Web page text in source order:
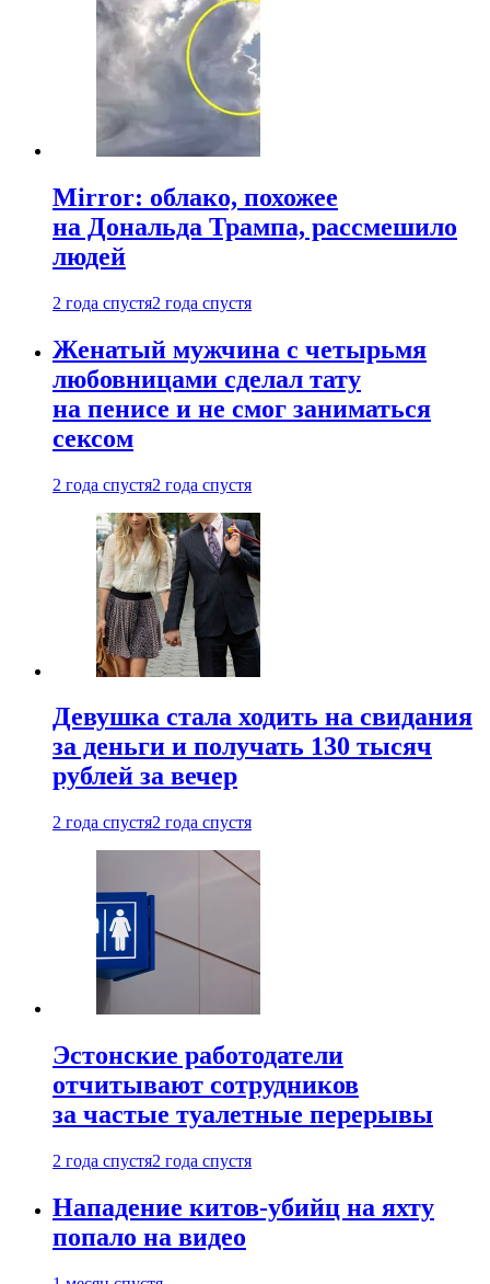
Mirror: облако, похожее
на Дональда Трампа, рассмешило
людей
2 года спустя2 года спустя
Женатый мужчина с четырьмя
любовницами сделал тату
на пенисе и не смог заниматься
сексом
2 года спустя2 года спустя
Девушка стала ходить на свидания
за деньги и получать 130 тысяч
рублей за вечер
2 года спустя2 года спустя
Эстонские работодатели
отчитывают сотрудников
за частые туалетные перерывы
2 года спустя2 года спустя
Нападение китов-убийц на яхту
попало на видео